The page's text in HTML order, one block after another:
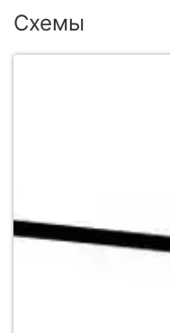
Схемы